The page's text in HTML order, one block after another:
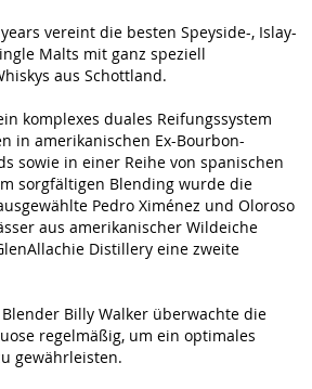
vereint die besten Speyside-, Islay-
Malts mit ganz speziell
aus Schottland.
komplexes duales Reifungssystem
in amerikanischen Ex-Bourbon-
sowie in einer Reihe von spanischen
sorgfältigen Blending wurde die
Pedro Ximénez und Oloroso
aus amerikanischer Wildeiche
Distillery eine zweite
Billy Walker überwachte die
regelmäßig, um ein optimales
gewährleisten.